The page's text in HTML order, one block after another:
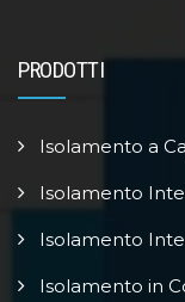
PRODOTTI
Isolamento a
Isolamento
Isolamento
Isolamento in